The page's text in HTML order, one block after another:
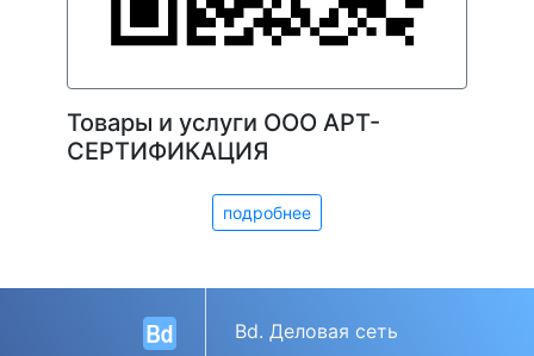
Товары и услуги ООО АРТ-
СЕРТИФИКАЦИЯ
подробнее
Bd. Деловая сеть